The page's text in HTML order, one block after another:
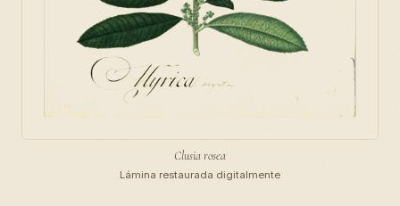
Clusia rosea
Lámina restaurada digitalmente